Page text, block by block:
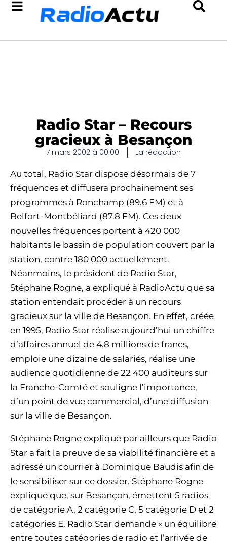
Radio Star – Recours
gracieux à Besançon
7 mars 2002 à 00:00 La rédaction
Au total, Radio Star dispose désormais de 7
fréquences et diffusera prochainement ses
programmes à Ronchamp (89.6 FM) et à
Belfort-Montbéliard (87.8 FM). Ces deux
nouvelles fréquences portent à 420 000
habitants le bassin de population couvert par la
station, contre 180 000 actuellement.
Néanmoins, le président de Radio Star,
Stéphane Rogne, a expliqué à RadioActu que sa
station entendait procéder à un recours
gracieux sur la ville de Besançon. En effet, créée
en 1995, Radio Star réalise aujourd’hui un chiffre
d’affaires annuel de 4.8 millions de francs,
emploie une dizaine de salariés, réalise une
audience quotidienne de 22 400 auditeurs sur
la Franche-Comté et souligne l’importance,
d’un point de vue commercial, d’une diffusion
sur la ville de Besançon.
Stéphane Rogne explique par ailleurs que Radio
Star a fait la preuve de sa viabilité financière et a
adressé un courrier à Dominique Baudis afin de
le sensibiliser sur ce dossier. Stéphane Rogne
explique que, sur Besançon, émettent 5 radios
de catégorie A, 2 catégorie C, 5 catégorie D et 2
catégories E. Radio Star demande « un équilibre
entre toutes catégories de radio et l’arrivée de